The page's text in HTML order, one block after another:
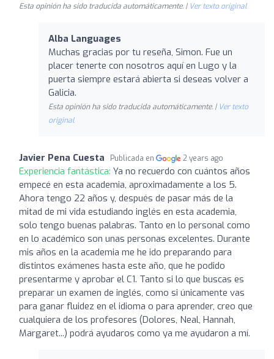
Esta opinión ha sido traducida automáticamente. | Ver texto original
Alba Languages
Muchas gracias por tu reseña, Simon. Fue un
placer tenerte con nosotros aquí en Lugo y la
puerta siempre estará abierta si deseas volver a
Galicia.
Esta opinión ha sido traducida automáticamente. | Ver texto
original
Javier Pena Cuesta Publicada en 2 years ago
Experiencia fantástica: Ya no recuerdo con cuántos años
empecé en esta academia, aproximadamente a los 5.
Ahora tengo 22 años y, después de pasar más de la
mitad de mi vida estudiando inglés en esta academia,
solo tengo buenas palabras. Tanto en lo personal como
en lo académico son unas personas excelentes. Durante
mis años en la academia me he ido preparando para
distintos exámenes hasta este año, que he podido
presentarme y aprobar el C1. Tanto si lo que buscas es
preparar un examen de inglés, como si únicamente vas
para ganar fluidez en el idioma o para aprender, creo que
cualquiera de los profesores (Dolores, Neal, Hannah,
Margaret...) podrá ayudaros como ya me ayudaron a mí.